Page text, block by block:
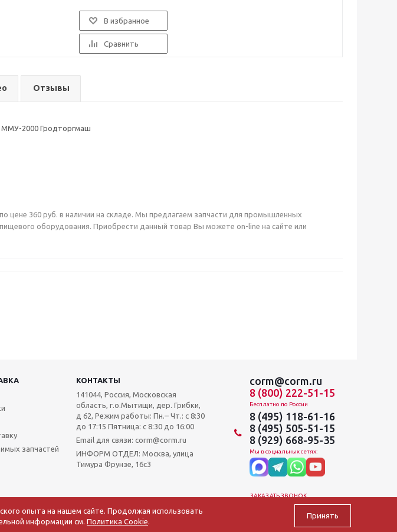
В избранное
Сравнить
Отзывы
ММУ-2000 Гродторгмаш
цене 360 руб. в наличии на складе. Мы предлагаем запчасти для промышленных
оборудования. Приобрести данный товар Вы можете on-line на сайте или
КОНТАКТЫ
запчастей
141044, Россия, Московская
область, г.о.Мытищи, дер. Грибки,
д 62, Режим работы: Пн.– Чт.: с 8:30
до 17:15 Пятница: c 8:30 до 16:00
Email для связи: corm@corm.ru
ИНФОРМ ОТДЕЛ: Москва, улица
Тимура Фрунзе, 16с3
corm@corm.ru
8 (800) 222-51-15
Бесплатно по России
8 (495) 118-61-16
8 (495) 505-51-15
8 (929) 668-95-35
Мы в социальных сетях:
ЗАКАЗАТЬ ЗВОНОК
опыта на нашем сайте. Продолжая использовать
информации см. Политика Cookie
Принять